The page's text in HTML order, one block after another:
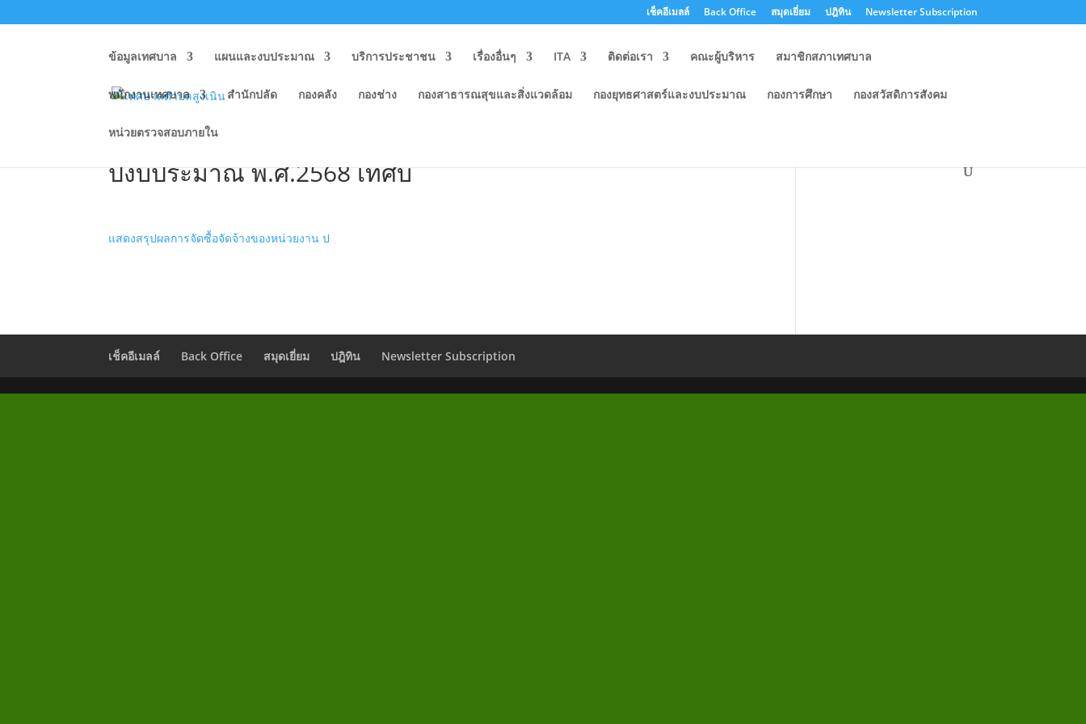
เช็คอีเมลล์ Back Office สมุดเยี่ยม ปฎิทิน Newsletter Subscription
ข้อมูลเทศบาล แผนและงบประมาณ บริการประชาชน เรื่องอื่นๆ ITA ติดต่อเรา คณะผู้บริหาร สมาชิกสภาเทศบาล
พนักงานเทศบาล สำนักปลัด กองคลัง กองช่าง กองสาธารณสุขและสิ่งแวดล้อม กองยุทธศาสตร์และงบประมาณ กองการศึกษา กองสวัสดิการสังคม
หน่วยตรวจสอบภายใน
ปีงบประมาณ พ.ศ.2568 เทศบ
แสดงสรุปผลการจัดซื้อจัดจ้างของหน่วยงาน ป
เช็คอีเมลล์ Back Office สมุดเยี่ยม ปฎิทิน Newsletter Subscription